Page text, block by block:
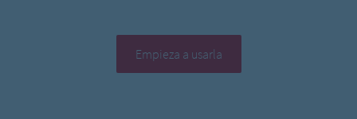
Empieza a usarla